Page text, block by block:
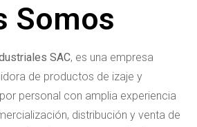
Somos
SAC, es una empresa
de productos de izaje y
personal con amplia experiencia
distribución y venta de